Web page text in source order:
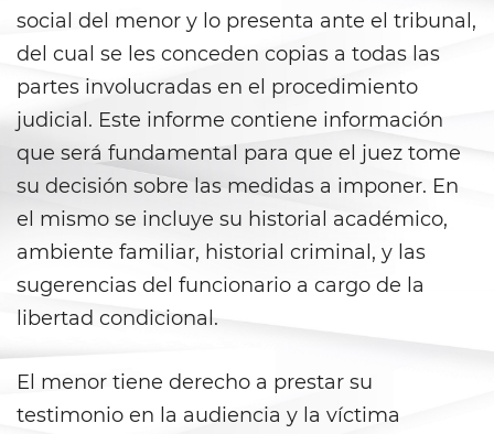
Asistencia Pública
Fraude al Sistema de Salud
Fraude con Cheques
Fraude De Juego
Fraude de Seguro de Auto
Fraude de Tarjeta de Crédito
Fraude Inmobiliario
social del menor y lo presenta ante el tribunal,
del cual se les conceden copias a todas las
partes involucradas en el procedimiento
judicial. Este informe contiene información
que será fundamental para que el juez tome
su decisión sobre las medidas a imponer. En
el mismo se incluye su historial académico,
ambiente familiar, historial criminal, y las
sugerencias del funcionario a cargo de la
libertad condicional.
El menor tiene derecho a prestar su
testimonio en la audiencia y la víctima